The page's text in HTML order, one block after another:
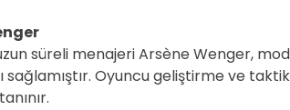
süreli menajeri Arsène Wenger,
sağlamıştır. Oyuncu geliştirme ve